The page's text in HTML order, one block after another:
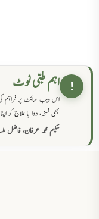
! اہم طبی نوٹ
اس ویب سائٹ پر فراہم
بھی نسخہ، دوا یا علاج
حکیم محمد عرفان، فاضل